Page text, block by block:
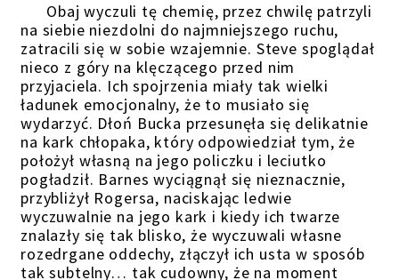
Obaj wyczuli tę chemię, przez chwilę patrzyli
na siebie niezdolni do najmniejszego ruchu,
zatracili się w sobie wzajemnie. Steve spoglądał
nieco z góry na klęczącego przed nim
przyjaciela. Ich spojrzenia miały tak wielki
ładunek emocjonalny, że to musiało się
wydarzyć. Dłoń Bucka przesunęła się delikatnie
na kark chłopaka, który odpowiedział tym, że
położył własną na jego policzku i leciutko
pogładził. Barnes wyciągnął się nieznacznie,
przybliżył Rogersa, naciskając ledwie
wyczuwalnie na jego kark i kiedy ich twarze
znalazły się tak blisko, że wyczuwali własne
rozedrgane oddechy, złączył ich usta w sposób
tak subtelny… tak cudowny, że na moment